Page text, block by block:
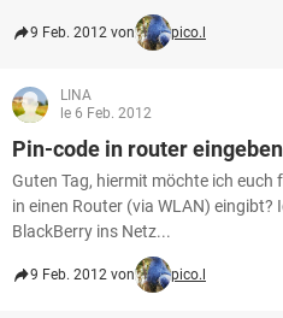
9 Feb. 2012 von pico.l
LINA
le 6 Feb. 2012
Pin-code in router eingeben
Guten Tag, hiermit möchte ich euch
in einen Router (via WLAN) eingibt?
BlackBerry ins Netz...
9 Feb. 2012 von pico.l